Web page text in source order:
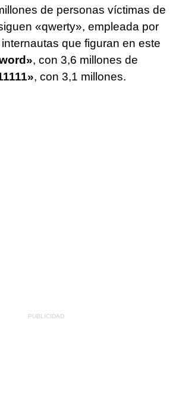
de personas víctimas de
«qwerty», empleada por
que figuran en este
, con 3,6 millones de
, con 3,1 millones.